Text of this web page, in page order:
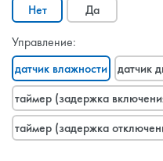
Нет
Да
Управление:
датчик влажности
датчик
таймер (задержка
таймер (задержка